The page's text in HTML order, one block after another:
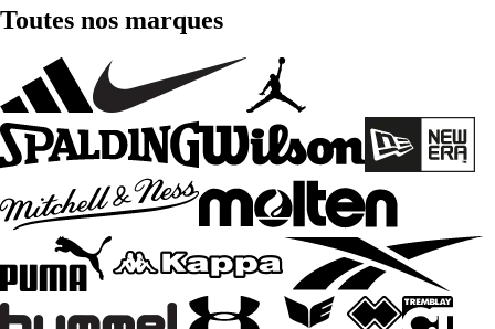
Toutes nos marques